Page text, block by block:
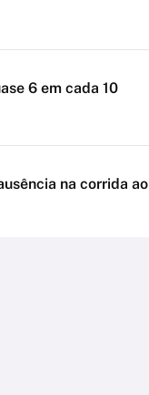
6 em cada 10
na corrida ao